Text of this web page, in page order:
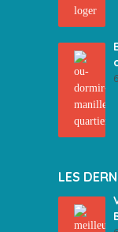
LES